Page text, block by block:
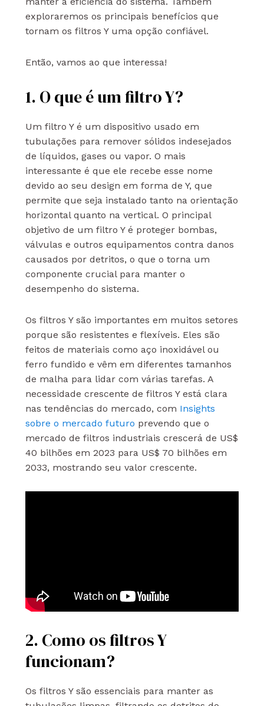
exploraremos os principais benefícios que
tornam os filtros Y uma opção confiável.
Então, vamos ao que interessa!
1. O que é um filtro Y?
Um filtro Y é um dispositivo usado em
tubulações para remover sólidos indesejados
de líquidos, gases ou vapor. O mais
interessante é que ele recebe esse nome
devido ao seu design em forma de Y, que
permite que seja instalado tanto na orientação
horizontal quanto na vertical. O principal
objetivo de um filtro Y é proteger bombas,
válvulas e outros equipamentos contra danos
causados por detritos, o que o torna um
componente crucial para manter o
desempenho do sistema.
Os filtros Y são importantes em muitos setores
porque são resistentes e flexíveis. Eles são
feitos de materiais como aço inoxidável ou
ferro fundido e vêm em diferentes tamanhos
de malha para lidar com várias tarefas. A
necessidade crescente de filtros Y está clara
nas tendências do mercado, com Insights
sobre o mercado futuro prevendo que o
mercado de filtros industriais crescerá de US$
40 bilhões em 2023 para US$ 70 bilhões em
2033, mostrando seu valor crescente.
2. Como os filtros Y
funcionam?
Os filtros Y são essenciais para manter as